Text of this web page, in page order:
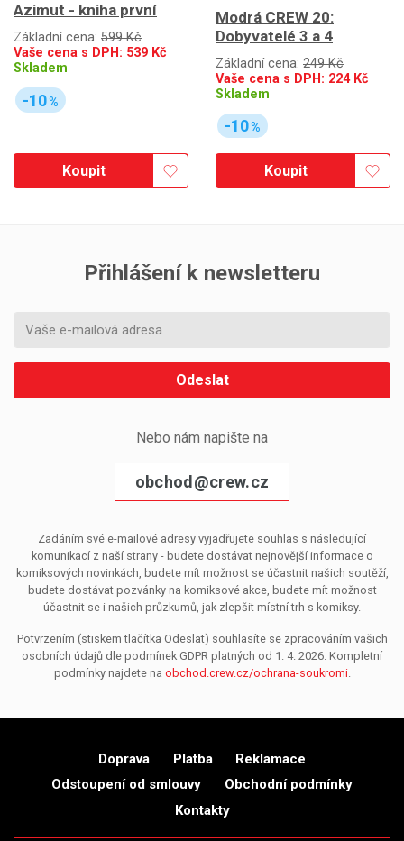
Azimut - kniha první
Základní cena: 599 Kč
Vaše cena s DPH: 539 Kč
Skladem
-10%
Koupit
Modrá CREW 20:
Dobyvatelé 3 a 4
Základní cena: 249 Kč
Vaše cena s DPH: 224Kč
Skladem
-10%
Koupit
Přihlášení k newsletteru
Odeslat
Nebo nám napište na
obchod@crew.cz
Zadáním své e-mailové adresy vyjadřujete souhlas s následující
komunikací z naší strany - budete dostávat nejnovější informace o
komiksových novinkách, budete mít možnost se účastnit našich soutěží,
budete dostávat pozvánky na komiksové akce, budete mít možnost
účastnit se i našich průzkumů, jak zlepšit místní trh s komiksy.
Potvrzením (stiskem tlačítka Odeslat) souhlasíte se zpracováním vašich
osobních údajů dle podmínek GDPR platných od 1. 4. 2026. Kompletní
podmínky najdete na obchod.crew.cz/ochrana-soukromi.
Doprava Platba
Reklamace
Odstoupení od smlouvy
Obchodní podmínky
Kontakty